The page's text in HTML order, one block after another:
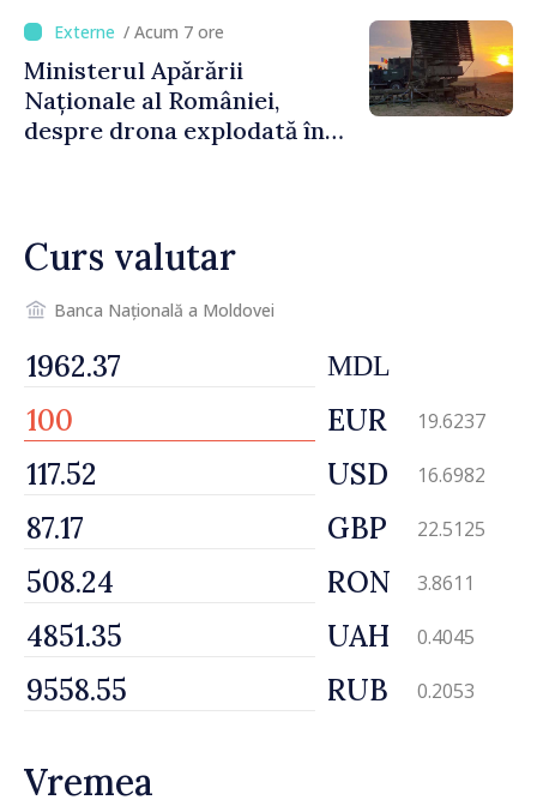
orășenesc a aprobat decizia
finală
/ Acum 7 ore
Ministerul Apărării
Naționale al României,
despre drona explodată în
Curs valutar
Banca Națională a Moldovei
MDL
EUR 19.6237
USD 16.6982
GBP 22.5125
RON 3.8611
UAH 0.4045
RUB 0.2053
Vremea